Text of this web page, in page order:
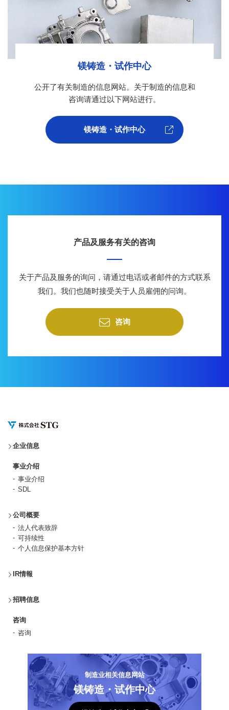
镁铸造・试作中心
公开了有关制造的信息网站。关于制造的信息和
咨询请通过以下网站进行。
镁铸造・试作中心
产品及服务有关的咨询
关于产品及服务的询问，请通过电话或者邮件的方式联系
我们。 我们也随时接受关于人员雇佣的问询。
咨询
企业信息
事业介绍
事业介绍
SDL
公司概要
法人代表致辞
可持续性
个人信息保护基本方针
IR情報
招聘信息
咨询
咨询
制造业相关信息网站
镁铸造・试作中心